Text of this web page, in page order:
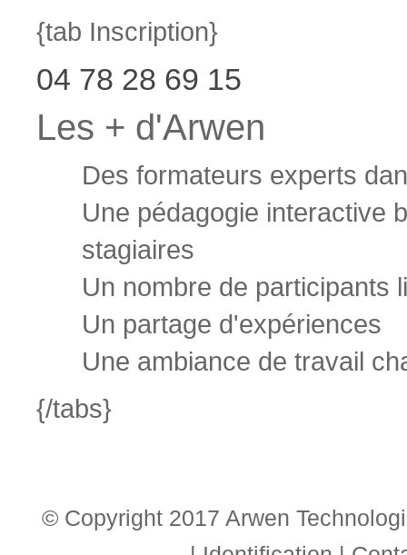
{tab Inscription}
04 78 28 69 15
Les + d'Arwen
Des formateurs experts
Une pédagogie interactive
stagiaires
Un nombre de participants
Un partage d'expériences
Une ambiance de travail
{/tabs}
© Copyright 2017 Arwen